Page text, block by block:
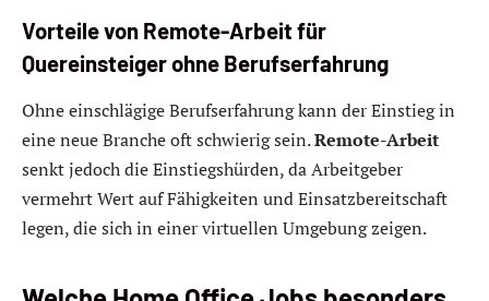
Vorteile von Remote-Arbeit für
Quereinsteiger ohne Berufserfahrung
Ohne einschlägige Berufserfahrung kann der Einstieg in
eine neue Branche oft schwierig sein.Remote-Arbeit
senkt jedoch die Einstiegshürden, da Arbeitgeber
vermehrt Wert auf Fähigkeiten und Einsatzbereitschaft
legen, die sich in einer virtuellen Umgebung zeigen.